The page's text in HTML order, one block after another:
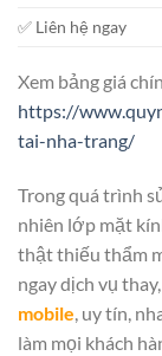
✅ Liên hệ ngay
Xem bảng giá
https://
tai-nha-trang/
Trong quá trình
nhiên lớp mặt
thật thiếu thẩm
ngay dịch vụ
mobile, uy tín,
làm mọi khách